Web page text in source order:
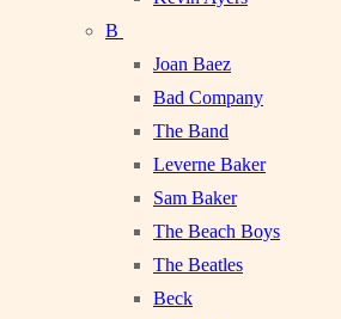
B
Joan Baez
Bad Company
The Band
Leverne Baker
Sam Baker
The Beach Boys
The Beatles
Beck